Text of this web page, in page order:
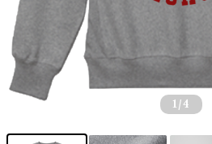
1 /4